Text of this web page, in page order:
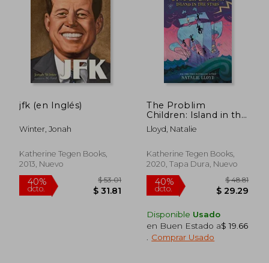
40%
dcto.
$ 50.16 40%
dcto.
jfk (en Inglés)
Winter, Jonah
Katherine Tegen Books,
2013, Nuevo
The Problim
Children: Island in the
Stars (en Inglés)
Lloyd, Natalie
Katherine Tegen Books,
2020, Tapa Dura, Nuevo
Disponible Usado
en Buen Estado a$ 19.66
Comprar Usado